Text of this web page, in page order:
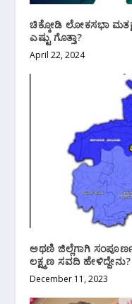
ಚಿಕ್ಕೋಡಿ ಲೋಕಸಭಾ
ಎಷ್ಟು ಗೊತ್ತಾ?
April 22, 2024
ಅಥಣಿ ಜಿಲ್ಲೆಗಾಗಿ
ಲಕ್ಷ್ಮಣ ಸವದಿ ಹೇಳಿದ್ದೇನು?
December 11, 2023